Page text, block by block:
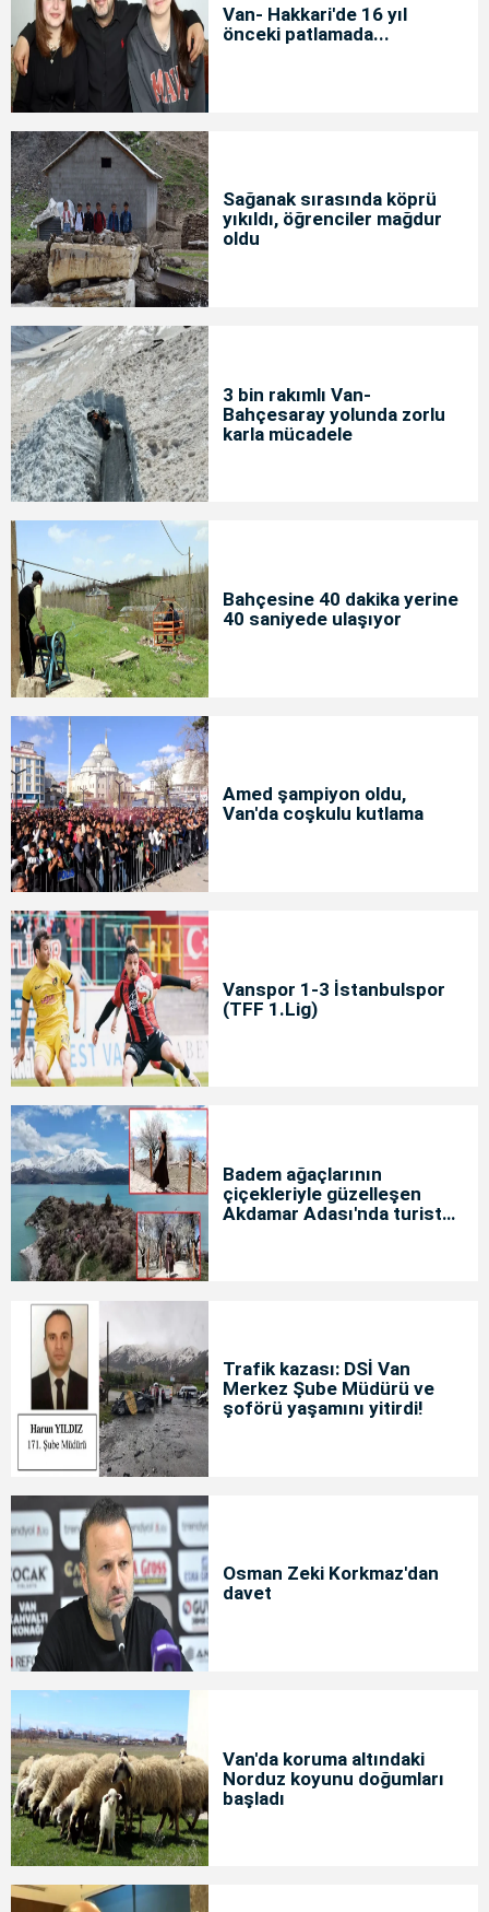
Van- Hakkari'de 16 yıl
önceki patlamada...
Sağanak sırasında köprü
yıkıldı, öğrenciler mağdur
oldu
3 bin rakımlı Van-
Bahçesaray yolunda zorlu
karla mücadele
Bahçesine 40 dakika yerine
40 saniyede ulaşıyor
Amed şampiyon oldu,
Van'da coşkulu kutlama
Vanspor 1-3 İstanbulspor
(TFF 1.Lig)
Badem ağaçlarının
çiçekleriyle güzelleşen
Akdamar Adası'nda turist
Trafik kazası: DSİ Van
Merkez Şube Müdürü ve
şoförü yaşamını yitirdi!
Osman Zeki Korkmaz'dan
davet
Van'da koruma altındaki
Norduz koyunu doğumları
başladı